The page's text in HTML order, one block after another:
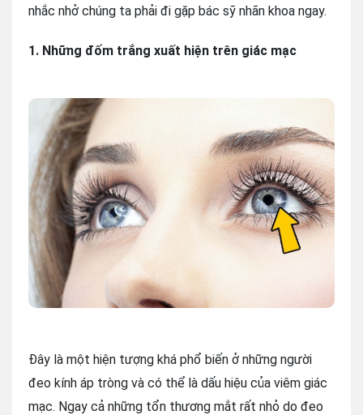
nhắc nhở chúng ta phải đi gặp bác sỹ nhãn khoa ngay.
1. Những đốm trắng xuất hiện trên giác mạc
Đây là một hiện tượng khá phổ biến ở những người
đeo kính áp tròng và có thể là dấu hiệu của viêm giác
mạc. Ngay cả những tổn thương mắt rất nhỏ do đeo